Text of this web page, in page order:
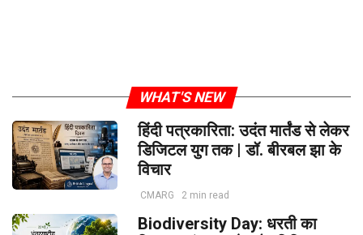
WHAT'S NEW
हिंदी पत्रकारिता: उदंत मार्तंड से लेकर
डिजिटल युग तक | डॉ. बीरबल झा के
विचार
CMARG 2 min read
Biodiversity Day: धरती का